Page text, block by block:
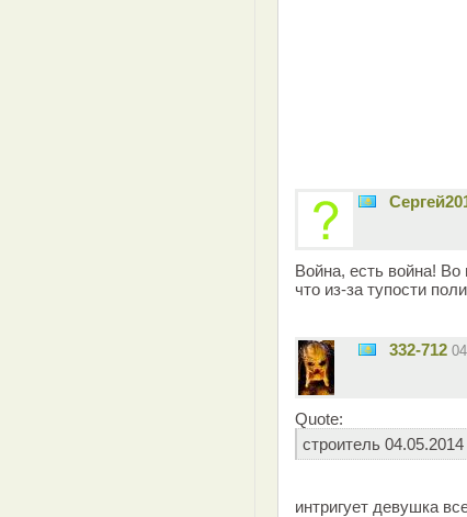
Война, есть война!
что из-за тупости
332-712
Quote:
строитель
интригует девушка